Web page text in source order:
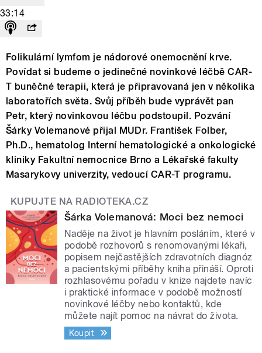
33:14
Folikulární lymfom je nádorové onemocnění krve.
Povídat si budeme o jedinečné novinkové léčbě CAR-
T buněčné terapii, která je připravovaná jen v několika
laboratořích světa. Svůj příběh bude vyprávět pan
Petr, který novinkovou léčbu podstoupil. Pozvání
Šárky Volemanové přijal MUDr. František Folber,
Ph.D., hematolog Interní hematologické a onkologické
kliniky Fakultní nemocnice Brno a Lékařské fakulty
Masarykovy univerzity, vedoucí CAR-T programu.
KUPUJTE NA RADIOTEKA.CZ
Šárka Volemanová: Moci bez nemoci
Naděje na život je hlavním posláním, které v
podobě rozhovorů s renomovanými lékaři,
popisem nejčastějších zdravotních diagnóz
a pacientskými příběhy kniha přináší. Oproti
rozhlasovému pořadu v knize najdete navíc
i praktické informace v podobě možností
novinkové léčby nebo kontaktů, kde
můžete najít pomoc na návrat do života.
Koupit